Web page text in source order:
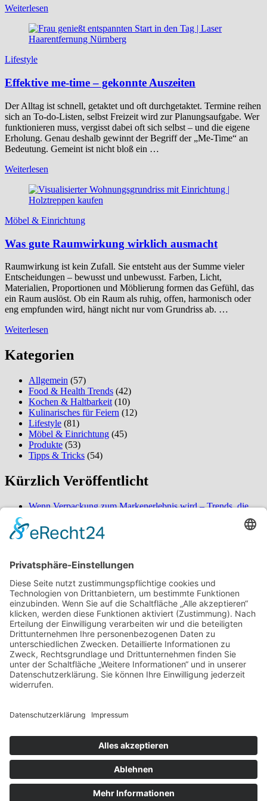
Weiterlesen
Lifestyle
Effektive me-time – gekonnte Auszeiten
Der Alltag ist schnell, getaktet und oft durchgetaktet. Termine reihen
sich an To-do-Listen, selbst Freizeit wird zur Planungsaufgabe. Wer
funktionieren muss, vergisst dabei oft sich selbst – und die eigene
Erholung. Genau deshalb gewinnt der Begriff der „Me-Time“ an
Bedeutung. Gemeint ist nicht bloß ein …
Weiterlesen
Möbel & Einrichtung
Was gute Raumwirkung wirklich ausmacht
Raumwirkung ist kein Zufall. Sie entsteht aus der Summe vieler
Entscheidungen – bewusst und unbewusst. Farben, Licht,
Materialien, Proportionen und Möblierung formen das Gefühl, das
ein Raum auslöst. Ob ein Raum als ruhig, offen, harmonisch oder
eng empfunden wird, hängt nicht nur vom Grundriss ab. …
Weiterlesen
Kategorien
Allgemein (57)
Food & Health Trends (42)
Kochen & Haltbarkeit (10)
Kulinarisches für Feiern (12)
Lifestyle (81)
Möbel & Einrichtung (45)
Produkte (53)
Tipps & Tricks (54)
Kürzlich Veröffentlicht
Wenn Verpackung zum Markenerlebnis wird – Trends, die
So verwandeln Sie Ihren Außenbereich in eine ordentliche
Oase – überraschende Gestaltungsideen für mehr Komfort
Sie den Unterschied bei digitaler Buchung und naturnaher
Umgebung
Über mich
Schön dich auf meinem Food-Blog
begrüßen zu können!
Hallo! Ich heiße Nico und bin 22 Jahre alt. Ich interessiere mich
Horizont erweitert. Ich möchte meine Erfahrungen rund um Food-
mich auf einen regen Austausch mit euch!
Datenschutz
. Alle Rechte vorbehalten.